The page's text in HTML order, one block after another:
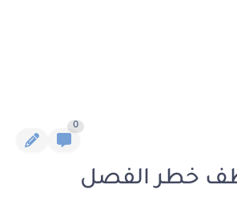
0
خطر الفصل